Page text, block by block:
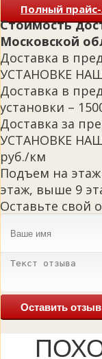
Полный
Стоимость
Московской
Доставка в
УСТАНОВКЕ
Доставка в
установки –
Доставка за
УСТАНОВКЕ
руб./км
Подъем на этаж
этаж, выше 9
Оставьте свой
Оставить отзыв